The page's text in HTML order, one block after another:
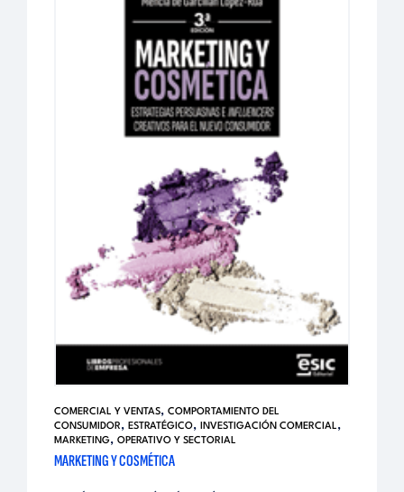
COMERCIAL Y VENTAS, COMPORTAMIENTO DEL
CONSUMIDOR, ESTRATÉGICO, INVESTIGACIÓN COMERCIAL,
MARKETING, OPERATIVO Y SECTORIAL
MARKETING Y COSMÉTICA